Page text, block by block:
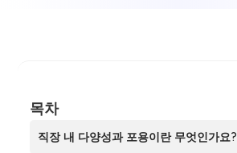
목차
직장 내 다양성과 포용이란 무엇인가요?